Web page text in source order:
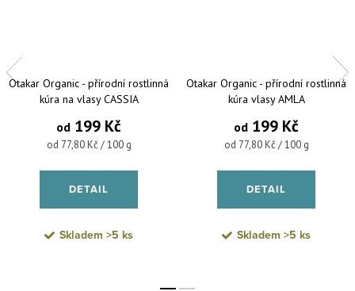
Otakar Organic - přírodní rostlinná
kúra na vlasy CASSIA
od 199 Kč
Měrná cena:
od 77,80 Kč / 100 g
DETAIL
Skladem >5 ks
Otakar Organic - přírodní rostlinná
kúra vlasy AMLA
od 199 Kč
Měrná cena:
od 77,80 Kč / 100 g
DETAIL
Skladem >5 ks